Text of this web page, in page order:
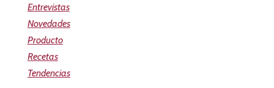
Entrevistas
Novedades
Producto
Recetas
Tendencias